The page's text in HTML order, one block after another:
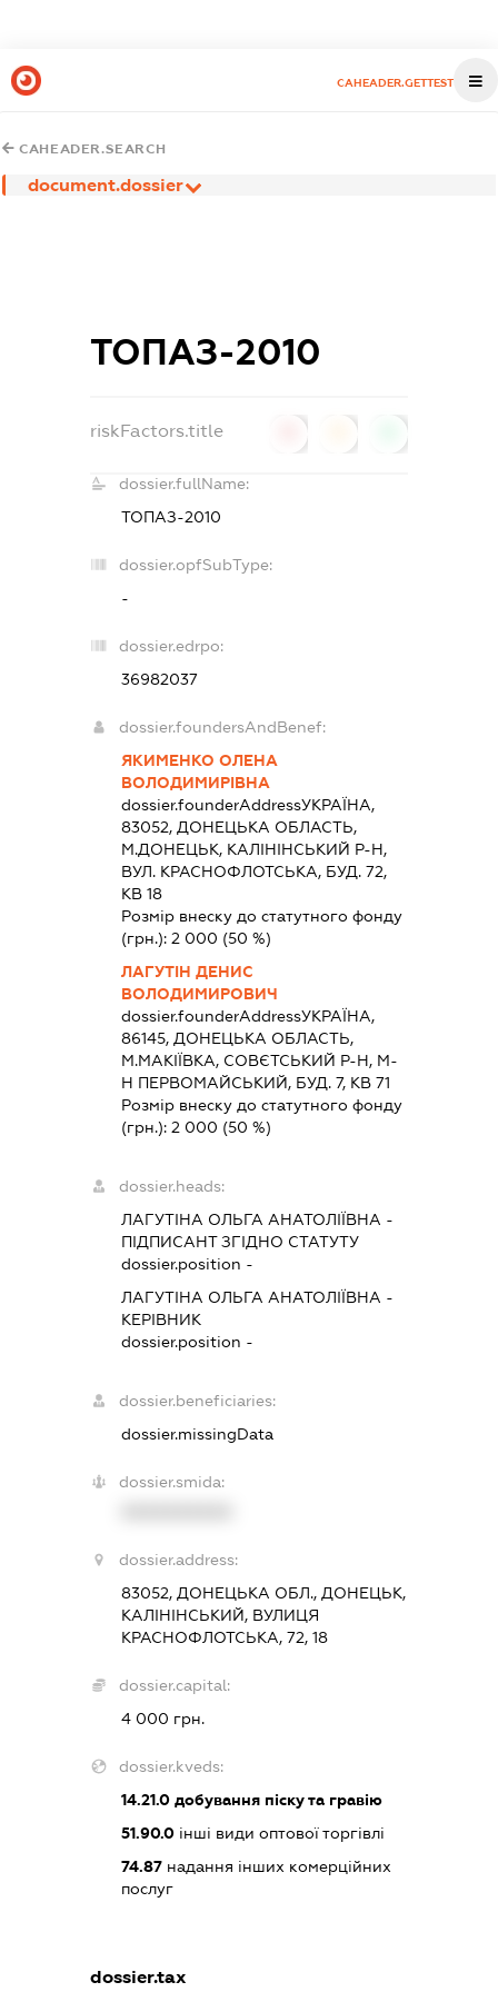
CAHEADER.GETTEST
CAHEADER.SEARCH
document.dossier
ТОПАЗ-2010
riskFactors.title
dossier.fullName:
ТОПАЗ-2010
dossier.opfSubType:
-
dossier.edrpo:
36982037
dossier.foundersAndBenef:
ЯКИМЕНКО ОЛЕНА
ВОЛОДИМИРІВНА
dossier.founderAddressУКРАЇНА,
83052, ДОНЕЦЬКА ОБЛАСТЬ,
М.ДОНЕЦЬК, КАЛІНІНСЬКИЙ Р-Н,
ВУЛ. КРАСНОФЛОТСЬКА, БУД. 72,
КВ 18
Розмір внеску до статутного фонду
(грн.):2 000 (50 %)
ЛАГУТІН ДЕНИС
ВОЛОДИМИРОВИЧ
dossier.founderAddressУКРАЇНА,
86145, ДОНЕЦЬКА ОБЛАСТЬ,
М.МАКІЇВКА, СОВЄТСЬКИЙ Р-Н, М-
Н ПЕРВОМАЙСЬКИЙ, БУД. 7, КВ 71
Розмір внеску до статутного фонду
(грн.):2 000 (50 %)
dossier.heads:
ЛАГУТІНА ОЛЬГА АНАТОЛІЇВНА -
ПІДПИСАНТЗГІДНО СТАТУТУ
dossier.position -
ЛАГУТІНА ОЛЬГА АНАТОЛІЇВНА -
КЕРІВНИК
dossier.position -
dossier.beneficiaries:
dossier.missingData
dossier.smida:
dossier.address:
83052, ДОНЕЦЬКА ОБЛ., ДОНЕЦЬК,
КАЛІНІНСЬКИЙ, ВУЛИЦЯ
КРАСНОФЛОТСЬКА, 72, 18
dossier.capital:
4 000 грн.
dossier.kveds:
14.21.0 добування піску та гравію
51.90.0 інші види оптової торгівлі
74.87 надання інших комерційних
послуг
dossier.tax